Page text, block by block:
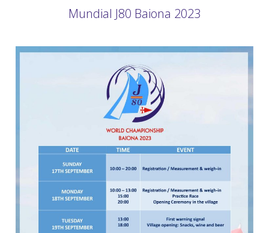
Mundial J80 Baiona 2023